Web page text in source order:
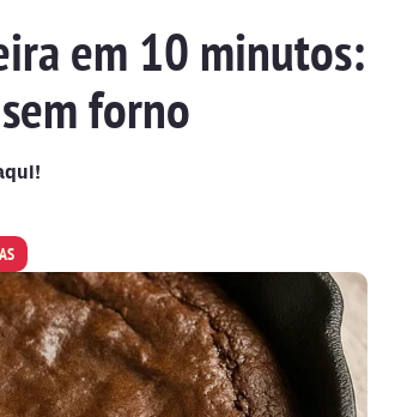
em 10 minutos:
forno